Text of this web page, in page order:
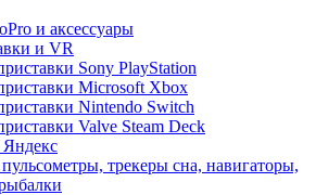
и аксессуары
и VR
Sony PlayStation
Microsoft Xbox
Nintendo Switch
Valve Steam Deck
трекеры сна, навигаторы,